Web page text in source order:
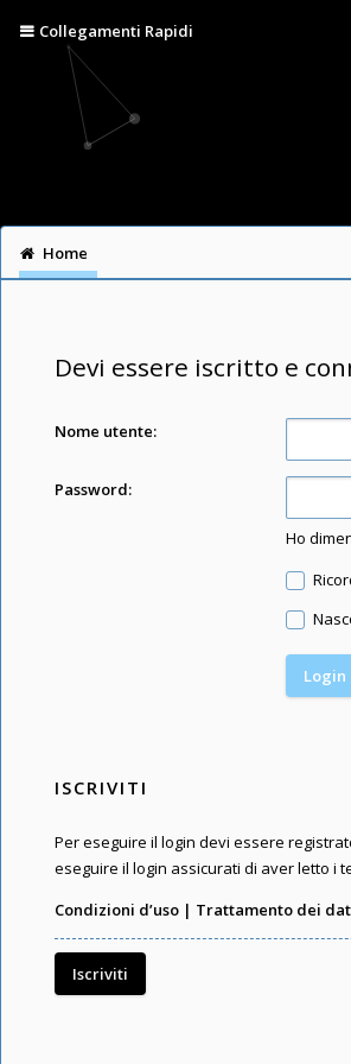
Collegamenti Rapidi
Home
Devi essere iscritto e
Nome utente:
Password:
Ho
ISCRIVITI
Per eseguire il login devi essere
eseguire il login assicurati di aver letto i
Condizioni d’uso | Trattamento dei
Iscriviti